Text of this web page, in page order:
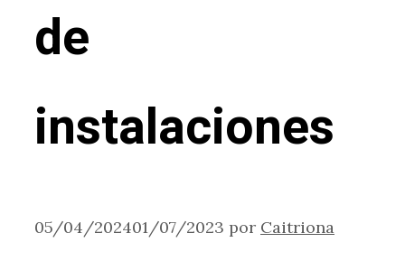
de
instalaciones
05/04/202401/07/2023 por Caitriona